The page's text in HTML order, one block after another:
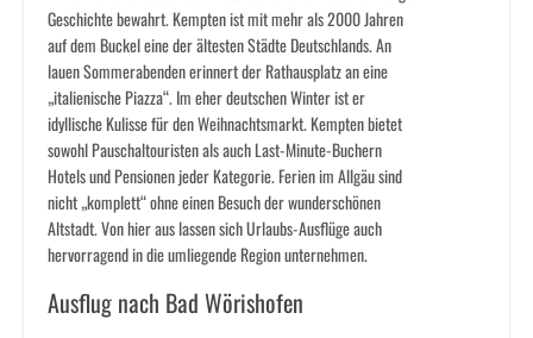
Geschichte bewahrt. Kempten ist mit mehr als 2000 Jahren
auf dem Buckel eine der ältesten Städte Deutschlands. An
lauen Sommerabenden erinnert der Rathausplatz an eine
„italienische Piazza“. Im eher deutschen Winter ist er
idyllische Kulisse für den Weihnachtsmarkt. Kempten bietet
sowohl Pauschaltouristen als auch Last-Minute-Buchern
Hotels und Pensionen jeder Kategorie. Ferien im Allgäu sind
nicht „komplett“ ohne einen Besuch der wunderschönen
Altstadt. Von hier aus lassen sich Urlaubs-Ausflüge auch
hervorragend in die umliegende Region unternehmen.
Ausflug nach Bad Wörishofen